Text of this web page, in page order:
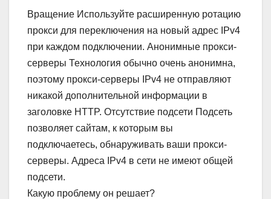
Вращение Используйте расширенную ротацию
прокси для переключения на новый адрес IPv4
при каждом подключении. Анонимные прокси-
серверы Технология обычно очень анонимна,
поэтому прокси-серверы IPv4 не отправляют
никакой дополнительной информации в
заголовке HTTP. Отсутствие подсети Подсеть
позволяет сайтам, к которым вы
подключаетесь, обнаруживать ваши прокси-
серверы. Адреса IPv4 в сети не имеют общей
подсети.
Какую проблему он решает?